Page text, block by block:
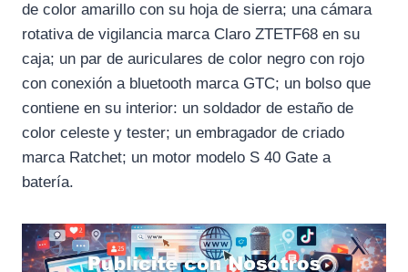
de color amarillo con su hoja de sierra; una cámara
rotativa de vigilancia marca Claro ZTETF68 en su
caja; un par de auriculares de color negro con rojo
con conexión a bluetooth marca GTC; un bolso que
contiene en su interior: un soldador de estaño de
color celeste y tester; un embragador de criado
marca Ratchet; un motor modelo S 40 Gate a
batería.